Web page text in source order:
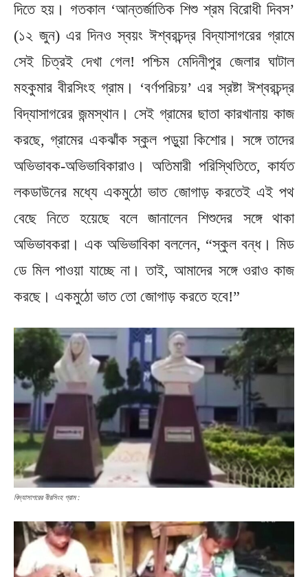
দিতে হয়। গতকাল ‘আন্তর্জাতিক শিশু শ্রম বিরোধী দিবস’
(১২ জুন) এর দিনও স্বয়ং ঈশ্বরচন্দ্র বিদ্যাসাগরের গ্রামে
সেই চিত্রই দেখা গেল! পশ্চিম মেদিনীপুর জেলার ঘাটাল
মহকুমার বীরসিংহ গ্রাম। ‘বর্ণপরিচয়’ এর স্রষ্টা ঈশ্বরচন্দ্র
বিদ্যাসাগরের জন্মস্থান। সেই গ্রামের ছাতা কারখানায় কাজ
করছে, গ্রামের একঝাঁক স্কুল পড়ুয়া কিশোর। সঙ্গে তাদের
অভিভাবক-অভিভাবিকারাও। অতিমারী পরিস্থিতিতে, কার্যত
লকডাউনের মধ্যে একমুঠো ভাত জোগাড় করতেই এই পথ
বেছে নিতে হয়েছে বলে জানালেন শিশুদের সঙ্গে থাকা
অভিভাবকরা। এক অভিভাবিকা বললেন, “স্কুল বন্ধ। মিড
ডে মিল পাওয়া যাচ্ছে না। তাই, আমাদের সঙ্গে ওরাও কাজ
করছে। একমুঠো ভাত তো জোগাড় করতে হবে!”
বিদ্যাসাগরের বীরসিংহ গ্রাম :